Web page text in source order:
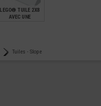
LEGO® TUILE 2X8
AVEC UNE
Tuiles - Slope